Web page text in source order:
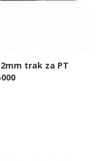
trak za PT